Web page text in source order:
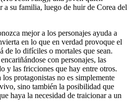
a su familia, luego de huir de Corea del
mejor a los personajes ayuda a
en lo que en verdad provoque el
de lo difíciles o mortales que sean.
con personajes, las
y las fricciones que hay entre otros.
protagonistas no es simplemente
sino también la posibilidad que
haya la necesidad de traicionar a un